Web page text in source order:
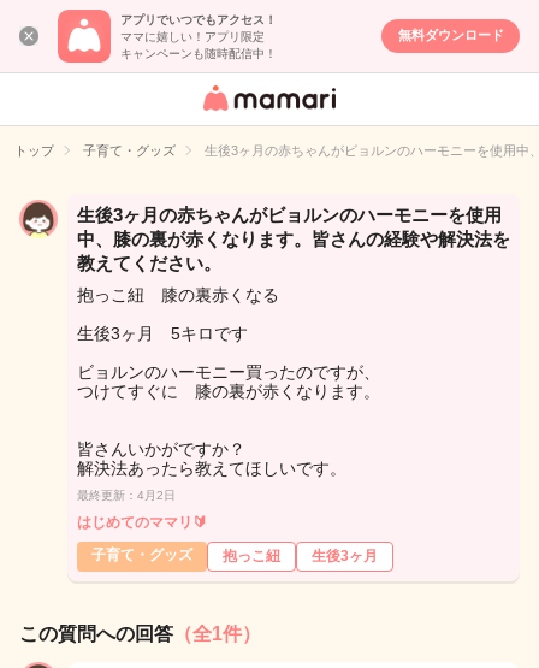
アプリでいつでもアクセス！
ママに嬉しい！アプリ限定
キャンペーンも随時配信中！
無料ダウンロード
女性専用匿名QA
イト
トップ 子育て・グッズ 生後3ヶ月の赤ちゃんがビョルンのハーモニーを使用
生後3ヶ月の赤ちゃんがビョルンのハーモニーを使用
中、膝の裏が赤くなります。皆さんの経験や解決法を
教えてください。
抱っこ紐 膝の裏赤くなる
生後3ヶ月 5キロです
ビョルンのハーモニー買ったのですが、
つけてすぐに 膝の裏が赤くなります。
皆さんいかがですか？
解決法あったら教えてほしいです。
最終更新：4月2日
はじめてのママリ🔰
子育て・グッズ
抱っこ紐 生後3ヶ月
この質問への回答 （全1件）